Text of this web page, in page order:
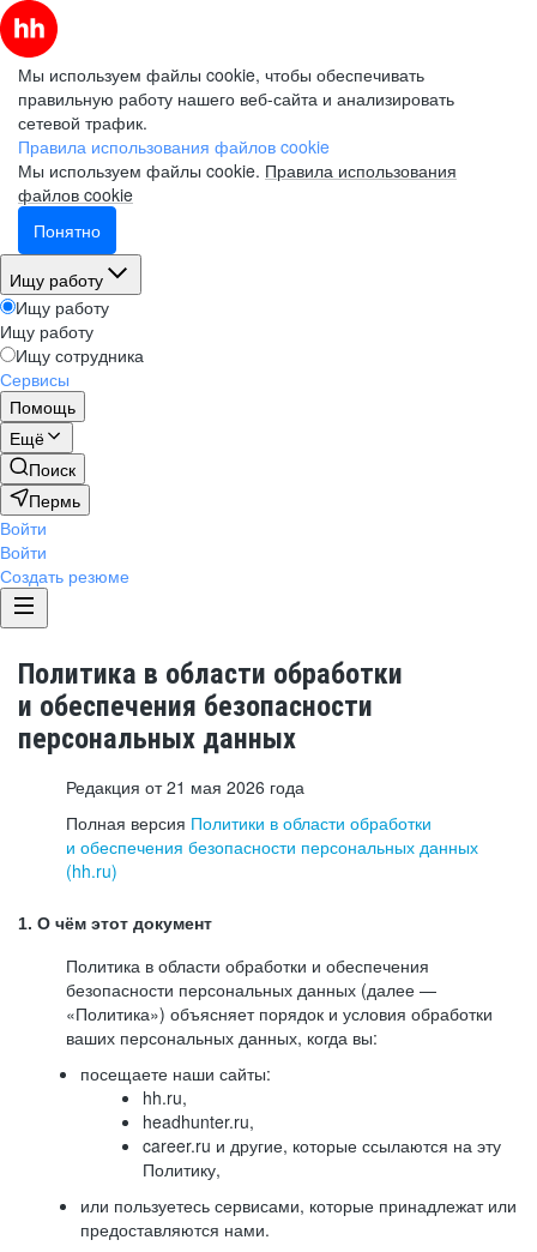
Мы используем файлы cookie, чтобы обеспечивать
правильную работу нашего веб-сайта и анализировать
сетевой трафик.
Правила использования файлов cookie
Мы используем файлы cookie. Правила использования
файлов cookie
Понятно
Ищу работу
Ищу работу
Ищу работу
Ищу сотрудника
Сервисы
Помощь
Ещё
Поиск
Пермь
Войти
Войти
Создать резюме
Политика в области обработки
и обеспечения безопасности
персональных данных
Редакция от 21 мая 2026 года
Полная версия Политики в области обработки
и обеспечения безопасности персональных данных
(hh.ru)
1. О чём этот документ
Политика в области обработки и обеспечения
безопасности персональных данных (далее —
«Политика») объясняет порядок и условия обработки
ваших персональных данных, когда вы:
посещаете наши сайты:
hh.ru,
headhunter.ru,
career.ru и другие, которые ссылаются на эту
Политику,
или пользуетесь сервисами, которые принадлежат или
предоставляются нами.